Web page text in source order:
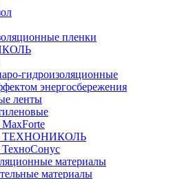
пленки
гидроизоляционные
энергосбережения
ленты
MaxForte
ТЕХНОНИКОЛЬ
ТехноСонус
материалы
материалы